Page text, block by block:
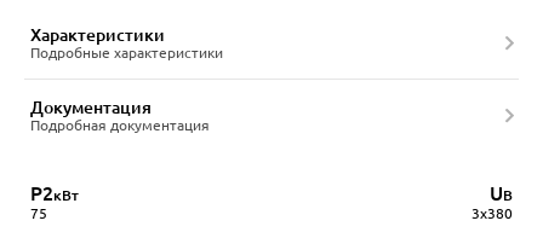
Характеристики
Подробные характеристики
Документация
Подробная документация
P2кВт
75
UВ
3x380